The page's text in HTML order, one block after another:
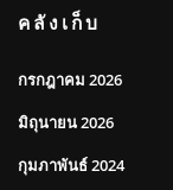
คลังเก็บ
กรกฎาคม 2026
มิถุนายน 2026
กุมภาพันธ์ 2024